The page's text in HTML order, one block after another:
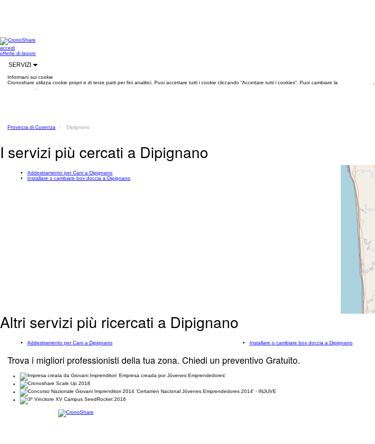
accedi
offerte di lavoro
SERVIZI
Informani sui cookie
Cronoshare utilizza cookie propri e di terze parti per fini analitici. Puoi accettare tutti i cookie cliccando “Accettare tutti i cookies”. Puoi cambiare la
Provincia di Cosenza Dipignano
I servizi più cercati a Dipignano
Addestramento per Cani a Dipignano
Installare o cambiare box doccia a Dipignano
Altri servizi più ricercati a Dipignano
Addestramento per Cani a Dipignano Installare o cambiare box doccia a Dipignano
Trova i migliori professionisti della tua zona. Chiedi un preventivo Gratuito.